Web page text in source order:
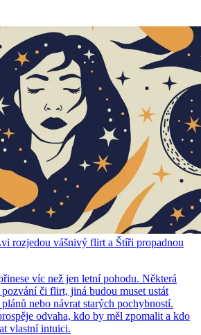
rozjedou vášnivý flirt a Štíři propadnou
víc než jen letní pohodu. Některá
pozvání či flirt, jiná budou muset ustát
nebo návrat starých pochybností.
odvaha, kdo by měl zpomalit a kdo
vlastní intuici.